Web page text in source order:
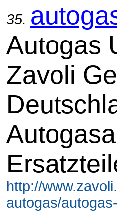
35.
Autogas
Zavoli
http://
autogas/